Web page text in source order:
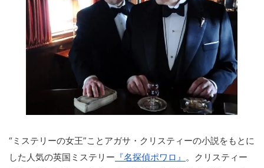
“ミステリーの女王”ことアガサ・クリスティーの小説をもとに
した人気の英国ミステリー 『名探偵ポワロ』 。クリスティー